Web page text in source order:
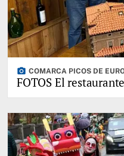
photo_camera COMARCA PICOS DE
FOTOS El